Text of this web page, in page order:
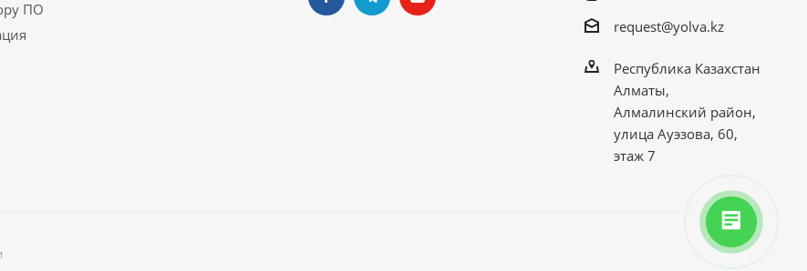
ПО
request@yolva.kz
Республика Казахстан
Алматы,
Алмалинский район,
улица Ауэзова, 60,
этаж 7